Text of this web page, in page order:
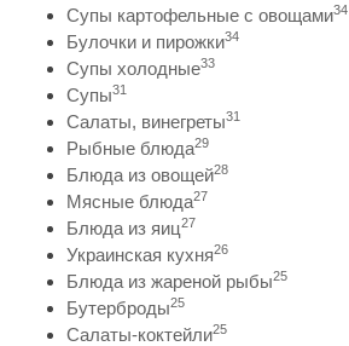
Супы картофельные с овощами34
Булочки и пирожки34
Супы холодные33
Супы31
Салаты, винегреты31
Рыбные блюда29
Блюда из овощей28
Мясные блюда27
Блюда из яиц27
Украинская кухня26
Блюда из жареной рыбы25
Бутерброды25
Салаты-коктейли25